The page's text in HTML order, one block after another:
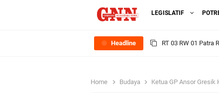
LEGISLATIF
Headline RT 03 RW 01 Patra
Home Budaya Ketua GP Ansor Gresik